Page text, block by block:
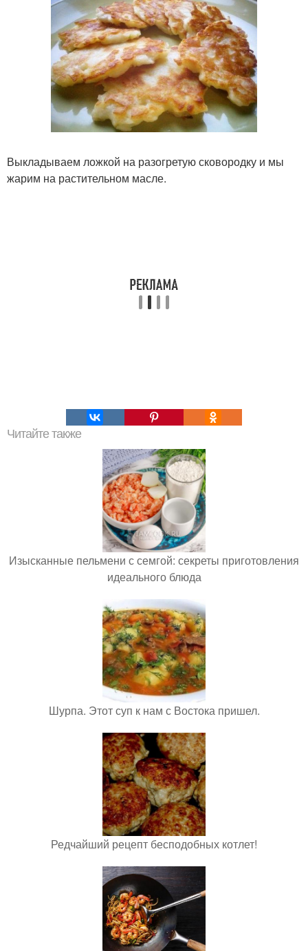
Выкладываем ложкой на разогретую сковородку и мы
жарим на растительном масле.
Читайте также
Изысканные пельмени с семгой: секреты приготовления
идеального блюда
Шурпа. Этот суп к нам с Востока пришел.
Редчайший рецепт бесподобных котлет!